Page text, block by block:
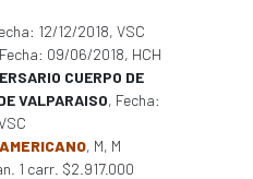
12/12/2018, VSC
09/06/2018, HCH
CUERPO DE
VALPARAISO, Fecha:
, M, M
1 carr. $2.917.000